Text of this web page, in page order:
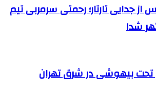
جدایی تارتار؛ رحمتی سرمربی تیم
شد!
تحت بیهوشی در شرق تهران